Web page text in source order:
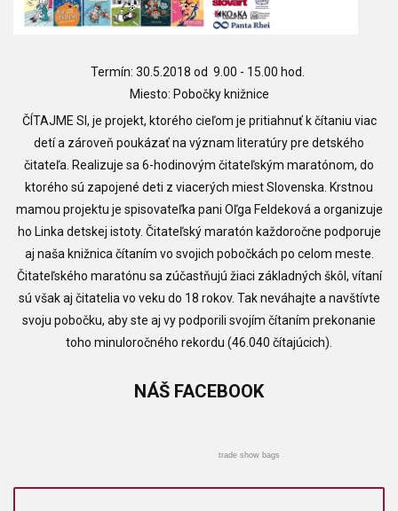
Termín: 30.5.2018 od 9.00 - 15.00 hod.
Miesto: Pobočky knižnice
ČÍTAJME SI, je projekt, ktorého cieľom je pritiahnuť k čítaniu viac
detí a zároveň poukázať na význam literatúry pre detského
čitateľa. Realizuje sa 6-hodinovým čitateľským maratónom, do
ktorého sú zapojené deti z viacerých miest Slovenska. Krstnou
mamou projektu je spisovateľka pani Oľga Feldeková a organizuje
ho Linka detskej istoty. Čitateľský maratón každoročne podporuje
aj naša knižnica čítaním vo svojich pobočkách po celom meste.
Čitateľského maratónu sa zúčastňujú žiaci základných škôl, vítaní
sú však aj čitatelia vo veku do 18 rokov. Tak neváhajte a navštívte
svoju pobočku, aby ste aj vy podporili svojím čítaním prekonanie
toho minuloročného rekordu (46.040 čítajúcich).
NÁŠ FACEBOOK
trade show bags